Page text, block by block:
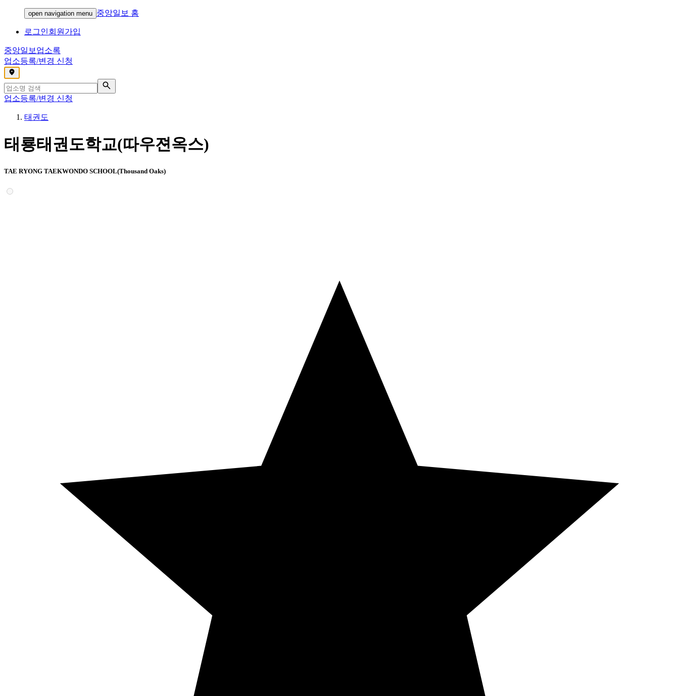
open navigation menu 중앙일보 홈
로그인회원가입
중앙일보 업소록
업소등록/변경 신청
,
업소등록/변경 신청
태권도
태룡태권도학교(따우젼옥스)
TAE RYONG TAEKWONDO SCHOOL(Thousand Oaks)